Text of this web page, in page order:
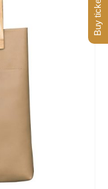
Buy tickets